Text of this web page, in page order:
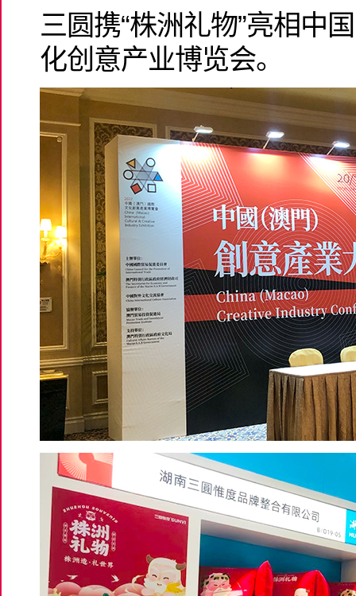
三圆携“株洲礼物”亮相中
化创意产业博览会。